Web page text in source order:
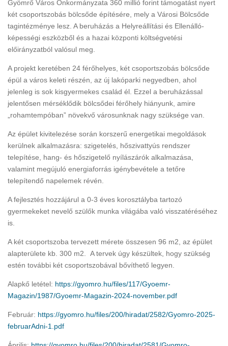
Gyömrő Város Önkormányzata 360 millió forint támogatást nyert
két csoportszobás bölcsőde építésére, mely a Városi Bölcsőde
tagintézménye lesz. A beruházás a Helyreállítási és Ellenálló-
képességi eszközből és a hazai központi költségvetési
előirányzatból valósul meg.
A projekt keretében 24 férőhelyes, két csoportszobás bölcsőde
épül a város keleti részén, az új lakóparki negyedben, ahol
jelenleg is sok kisgyermekes család él. Ezzel a beruházással
jelentősen mérséklődik bölcsődei férőhely hiányunk, amire
„rohamtempóban” növekvő városunknak nagy szüksége van.
Az épület kivitelezése során korszerű energetikai megoldások
kerülnek alkalmazásra: szigetelés, hőszivattyús rendszer
telepítése, hang- és hőszigetelő nyílászárók alkalmazása,
valamint megújuló energiaforrás igénybevétele a tetőre
telepítendő napelemek révén.
A fejlesztés hozzájárul a 0-3 éves korosztályba tartozó
gyermekeket nevelő szülők munka világába való visszatéréséhez
is.
A két csoportszoba tervezett mérete összesen 96 m2, az épület
alapterülete kb. 300 m2. A tervek úgy készültek, hogy szükség
estén további két csoportszobával bővíthető legyen.
Alapkő letétel: https://gyomro.hu/files/117/Gyoemr-
Magazin/1987/Gyoemr-Magazin-2024-november.pdf
Február: https://gyomro.hu/files/200/hiradat/2582/Gyomro-2025-
februarAdni-1.pdf